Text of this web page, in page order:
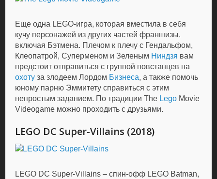
Еще одна LEGO-игра, которая вместила в себя
кучу персонажей из других частей франшизы,
включая Бэтмена. Плечом к плечу с Гендальфом,
Клеопатрой, Суперменом и Зеленым Ниндзя вам
предстоит отправиться с группой повстанцев на
охоту за злодеем Лордом Бизнеса, а также помочь
юному парню Эммитету справиться с этим
непростым заданием. По традиции The Lego Movie
Videogame можно проходить с друзьями.
LEGO DC Super-Villains (2018)
LEGO DC Super-Villains – спин-офф LEGO Batman,